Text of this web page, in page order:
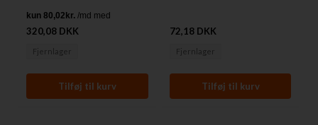
320,08 DKK
Fjernlager
72,18 DKK
Fjernlager